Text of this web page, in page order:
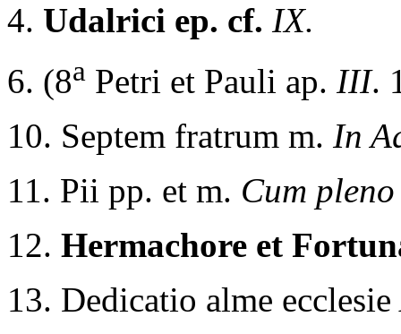
4. Udalrici ep. cf. IX.
6. (8a Petri et Pauli ap. III.
10. Septem fratrum m. In
11. Pii pp. et m. Cum
12. Hermachore et
13. Dedicatio alme